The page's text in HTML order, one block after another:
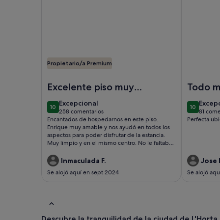
Propietario/a Premium
Excelente piso muy
recomendable
1010 de 10
Excepcional
excepcional
258 comentarios
(258 comentarios)
Encantados de hospedarnos en este piso.
Enrique muy amable y nos ayudó en todos los
aspectos para poder disfrutar de la estancia.
Muy limpio y en el mismo centro. No le faltaba
Cocina completa. Baño con ducha
.ggrduchady.vventilador..grande.enla.habitaciones
Inmaculada F.
Se alojó aquí en sept 2024
Todo
1010 de 10
81
(81
Perfecta
Jose
Se alojó